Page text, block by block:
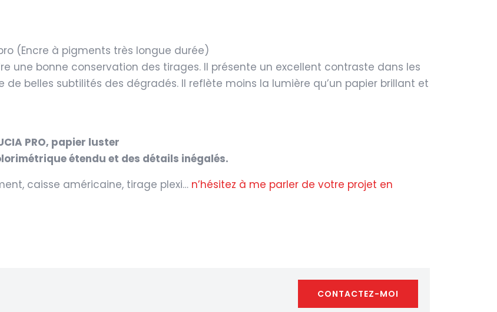
à
Paris
(Encre à pigments très longue durée)
une bonne conservation des tirages. Il présente un excellent contraste dans les
belles subtilités des dégradés. Il reflète moins la lumière qu’un papier brillant et
PRO, papier luster
étendu et des détails inégalés.
caisse américaine, tirage plexi… n’hésitez à me parler de votre projet en
CONTACTEZ-MOI